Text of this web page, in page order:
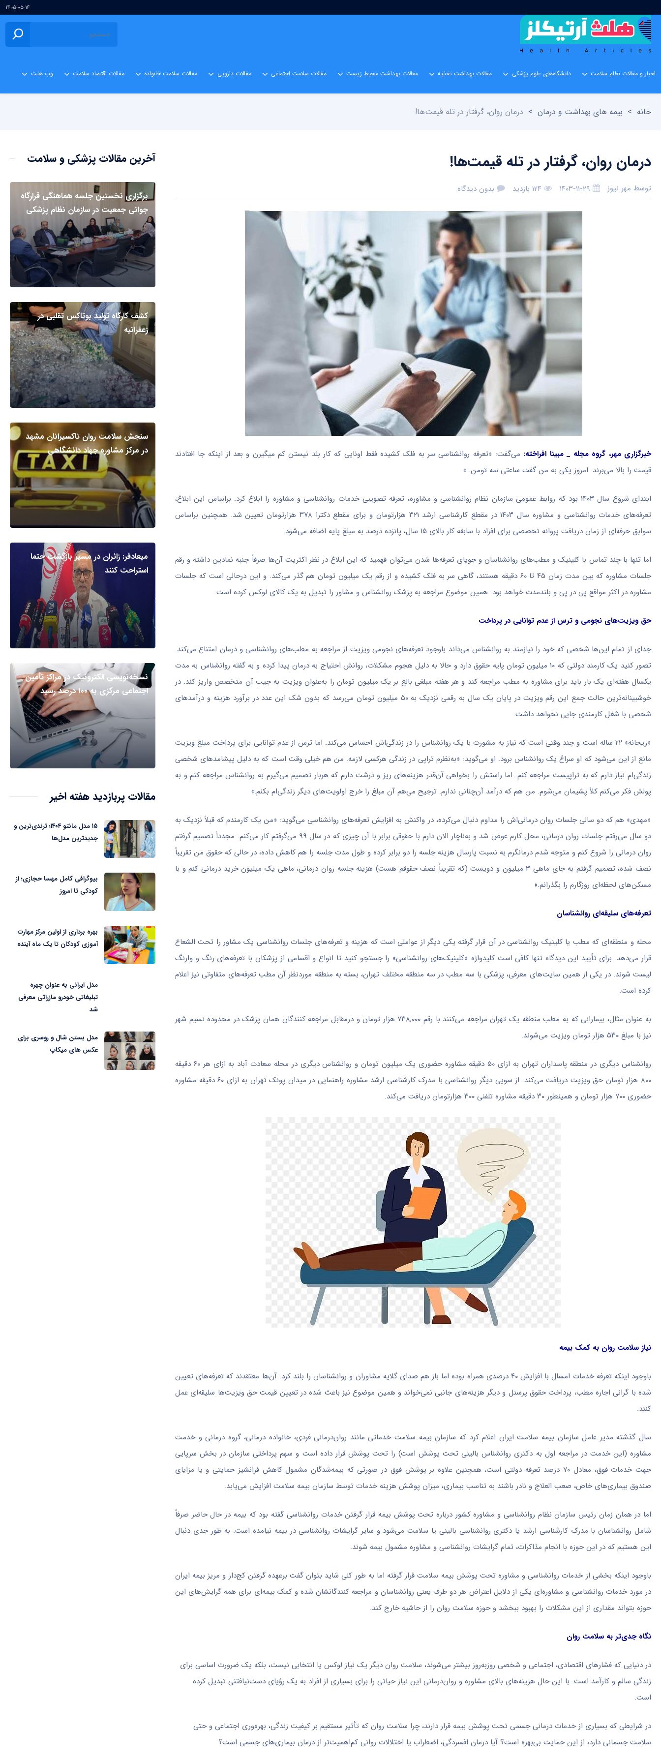
۱۴۰۵-۰۵-۱۴
اخبار و مقالات نظام سلامت دانشگاه‌های علوم پزشکی مقالات بهداشت تغذیه مقالات بهداشت محیط زیست مقالات سلامت اجتماعی مقالات دارویی مقالات سلامت خانواده مقالات اقتصاد سلامت وب هلث
خانه > بیمه های بهداشت و درمان > درمان روان، گرفتار در تله قیمت‌ها!
درمان روان، گرفتار در تله قیمت‌ها!
توسط مهر نیوز ۱۴۰۳-۱۱-۲۹ ۱۲۴ بازدید بدون دیدگاه
خبرگزاری مهر، گروه مجله _ مبینا افراخته: می‌گفت: «تعرفه روانشناسی سر به فلک کشیده فقط اونایی که کار بلد نیستنکم میگیرن و بعد از اینکه جا افتادند
قیمت را بالا می‌برند. امروز یکی به من گفت ساعتی سه تومن…»
ابتدای شروع سال ۱۴۰۳ بود که روابط عمومی سازمان نظام روانشناسی و مشاوره، تعرفه تصویبی خدمات روانشناسی و مشاوره را ابلاغ کرد. براساس این ابلاغ،
تعرفه‌های خدمات روانشناسی و مشاوره سال ۱۴۰۳ در مقطع کارشناسی ارشد ۳۲۱
هزارتومان و برای مقطع دکترا ۳۷۸ هزارتومانتعیین شد. همچنین براساس
سوابق حرفه‌ای از زمان دریافت پروانه تخصصی برای افراد با سابقه کار بالای ۱۵ سال، پانزده درصد به مبلغ پایه اضافه می‌شود.
اما تنها با چند تماس با کلینیک و مطب‌های روانشناسان و جویای تعرفه‌ها شدن می‌توان فهمید که این ابلاغ در نظر اکثریت آن‌ها صرفاً جنبه نمادین داشته و رقم
جلسات مشاوره که بین مدت زمان ۴۵ تا ۶۰ دقیقه هستند، گاهی سر به فلک کشیده و از رقم یک میلیون تومان هم گذر می‌کند. و این درحالی است که جلسات
مشاوره در اکثر مواقع پی در پی و بلندمدت خواهد بود. همین موضوع مراجعه به پزشک روانشناس و مشاور را تبدیل به یک کالای لوکس کرده است.
حق ویزیت‌های نجومی و ترس از عدم توانایی در پرداخت
جدای از تمام این‌ها شخصی که خود را نیازمند به روانشناس می‌داند باوجود تعرفه‌های نجومی ویزیت از مراجعه به مطب‌های روانشناسی و درمان امتناع می‌کند.
تصور کنید یک کارمند دولتی که ۱۰ میلیون تومان پایه حقوق دارد و حالا به دلیل هجوم مشکلات، روانش احتیاج به درمان پیدا کرده و به گفته روانشناس به مدت
یکسال هفته‌ای یک بار باید برای مشاوره به مطب مراجعه کند و هر هفته مبلغی بالغ بر یک میلیون تومان را به‌عنوان ویزیت به جیب آن متخصص واریز کند. در
خوشبینانه‌ترین حالت جمع این رقم ویزیت در پایان یک سال به رقمی نزدیک به ۵۰ میلیون تومان می‌رسد که بدون شک این عدد در برآورد هزینه و درآمدهای
شخصی با شغل کارمندی جایی نخواهد داشت.
«ریحانه» ۲۲ ساله است و چند وقتی است که نیاز به مشورت با یک روانشناس را در زندگی‌اش احساس می‌کند. اما ترس از عدم توانایی برای پرداخت مبلغ ویزیت
مانع از این می‌شود که او سراغ یک روانشناس برود. او می‌گوید: «به‌نظرم تراپی در زندگی هرکسی لازمه. من هم خیلی وقت است که به دلیل پیشامدهای شخصی
زندگی‌ام نیاز دارم که به تراپیست مراجعه کنم. اما راستش را بخواهی آن‌قدر هزینه‌های ریز و درشت دارم که هربار تصمیم می‌گیرم به روانشناس مراجعه کنم و به
پولش فکر می‌کنم کلاً پشیمان می‌شوم. من هم که درآمد آن‌چنانی ندارم. ترجیح می‌هم آن مبلغ را خرج اولویت‌های دیگر زندگی‌ام بکنم.»
«مهدی» هم که دو سالی جلسات روان درمانی‌اش را مداوم دنبال می‌کرده، در واکنش به افزایش تعرفه‌های روانشناسی می‌گوید: «من یک کارمندم که قبلاً نزدیک به
دو سال می‌رفتم جلسات روان درمانی، محل کارم عوض شد و به‌ناچار الان دارم با حقوقی برابر با آن چیزی که در سال ۹۹ می‌گرفتم کار می‌کنم. مجدداً تصمیم گرفتم
روان درمانی را شروع کنم و متوجه شدم درمانگرم به نسبت پارسال هزینه جلسه را دو برابر کرده و طول مدت جلسه را هم کاهش داده، در حالی که حقوق من تقریباً
نصف شده، تصمیم گرفتم به جای ماهی ۳ میلیون و دویست (که تقریباً نصف حقوقم هست) هزینه جلسه روان درمانی، ماهی یک میلیون خرید درمانی کنم و با
مسکن‌های لحظه‌ای روزگارم را بگذرانم.»
تعرفه‌های سلیقه‌ای روانشناسان
محله و منطقه‌ای که مطب یا کلینیک روانشناسی در آن قرار گرفته یکی دیگر از عواملی است که هزینه و تعرفه‌های جلسات روانشناسی یک مشاور را تحت الشعاع
قرار می‌دهد. برای تأیید این دیدگاه تنها کافی است کلیدواژه «کلینیک‌های روانشناسی» را جستجو کنید تا انواع و اقسامی از پزشکان با تعرفه‌های رنگ و وارنگ
لیست شوند. در یکی از همین سایت‌های معرفی، پزشکی با سه مطب در سه منطقه مختلف تهران، بسته به منطقه موردنظر آن مطب تعرفه‌های متفاوتی نیز اعلام
کرده است.
به عنوان مثال، بیمارانی که به مطب منطقه یک تهران مراجعه می‌کنند با رقم ۷۳۸,۰۰۰ هزار تومان و درمقابل مراجعه کنندگان همان پزشک در محدوده نسیم شهر
نیز با مبلغ ۵۳۰ هزار تومان ویزیت می‌شوند.
روانشناس دیگری در منطقه پاسداران تهران به ازای ۵۰ دقیقه مشاوره حضوری یک میلیون تومان و روانشناس دیگری در محله سعادت آباد به ازای هر ۶۰ دقیقه
۸۰۰ هزار تومان حق ویزیت دریافت می‌کند. از سویی دیگر روانشناسی با مدرک کارشناسی ارشد مشاوره راهنمایی در میدان پونک تهران به ازای ۶۰ دقیقه مشاوره
حضوری ۷۰۰ هزار تومان و همینطور ۳۰ دقیقه مشاوره تلفنی ۳۰۰ هزارتومان دریافت می‌کند.
نیاز سلامت روان به کمک بیمه‌
باوجود اینکه تعرفه خدمات امسال با افزایش ۴۰ درصدی همراه بوده اما باز هم صدای گلایه مشاوران و روانشناسان را بلند کرد. آن‌ها معتقدند که تعرفه‌های تعیین
شده با گرانی اجاره مطب، پرداخت حقوق پرسنل و دیگر هزینه‌های جانبی نمی‌خواند و همین موضوع نیز باعث شده در تعیین قیمت حق ویزیت‌ها سلیقه‌ای عمل
کنند.
سال گذشته مدیر عامل سازمان بیمه سلامت ایران اعلام کرد که سازمان بیمه سلامت خدماتی مانند روان‌درمانی فردی، خانواده درمانی، گروه درمانی و خدمت
مشاوره (این خدمت در مراجعه اول به دکتری روانشناس بالینی تحت پوشش است) را تحت پوشش قرار داده است و سهم پرداختی سازمان در بخش سرپایی
جهت خدمات فوق، معادل ۷۰ درصد تعرفه دولتی است، همچنین علاوه بر پوشش فوق در صورتی که بیمه‌شدگان مشمول کاهش فرانشیز حمایتی و یا مزایای
صندوق بیماری‌های خاص، صعب العلاج و نادر باشند به تناسب بیماری، میزان پوشش هزینه خدمات توسط سازمان بیمه سلامت افزایش می‌یابد.
اما در همان زمان رئیس سازمان نظام روانشناسی و مشاوره کشور درباره تحت پوشش بیمه قرار گرفتن خدمات روانشناسی گفته بود که بیمه در حال حاضر صرفاً
شامل روانشناسان با مدرک کارشناسی ارشد یا دکتری روانشناسی بالینی یا سلامت می‌شود و سایر گرایشات روانشناسی در بیمه نیامده است. به طور جدی دنبال
این هستیم که در این حوزه با انجام مذاکرات، تمام گرایشات روانشناسی و مشاوره مشمول بیمه شوند.
باوجود اینکه بخشی از خدمات روانشناسی و مشاوره تحت پوشش بیمه سلامت قرار گرفته اما به طور کلی شاید بتوان گفت برعهده گرفتن کج‌دار و مریز بیمه ایران
در مورد خدمات روانشناسی و مشاوره‌ای یکی از دلایل اعتراض هر دو طرف یعنی روانشناسان و مراجعه کنندگانشان شده و کمک بیمه‌ای برای همه گرایش‌های این
حوزه بتواند مقداری از این مشکلات را بهبود ببخشد و حوزه سلامت روان را از حاشیه خارج کند.
نگاه جدی‌تر به سلامت روان
در دنیایی که فشارهای اقتصادی، اجتماعی و شخصی روزبه‌روز بیشتر می‌شوند، سلامت روان دیگر یک نیاز لوکس یا انتخابی نیست، بلکه یک ضرورت اساسی برای
زندگی سالم و کارآمد است. با این حال هزینه‌های بالای مشاوره و روان‌درمانی این نیاز حیاتی را برای بسیاری از افراد به یک رؤیای دست‌نیافتنی تبدیل کرده
است.
در شرایطی که بسیاری از خدمات درمانی جسمی تحت پوشش بیمه قرار دارند، چرا سلامت روان که تأثیر مستقیم بر کیفیت زندگی، بهره‌وری اجتماعی و حتی
سلامت جسمانی دارد، از این حمایت بی‌بهره است؟ آیا درمان افسردگی، اضطراب یا اختلالات روانی کم‌اهمیت‌تر از درمان بیماری‌های جسمی است؟
آخرین مقالات پزشکی و سلامت
برگزاری نخستین جلسه هماهنگی قرارگاه
جوانی جمعیت در سازمان نظام پزشکی
کشف کارگاه تولید بوتاکس تقلبی در
زعفرانیه
سنجش سلامت روان تاکسیرانان مشهد
در مرکز مشاوره جهاد دانشگاهی
میعادفر: زائران در مسیر بازگشت حتما
استراحت کنند
نسخه‌نویسی الکترونیک در مراکز تأمین
اجتماعی مرکزی به ۱۰۰ درصد رسید
مقالات پربازدید هفته اخیر
۱۵ مدل مانتو ۱۴۰۴؛ ترندی‌ترین و
جدیدترین مدل‌ها
بیوگرافی کامل مهسا حجازی؛ از
کودکی تا امروز
بهره برداری از اولین مرکز مهارت
آموزی کودکان تا یک ماه آینده
مدل ایرانی به عنوان چهره
تبلیغاتی خودرو مازراتی معرفی
شد
مدل بستن شال و روسری برای
عکس های میکاپ